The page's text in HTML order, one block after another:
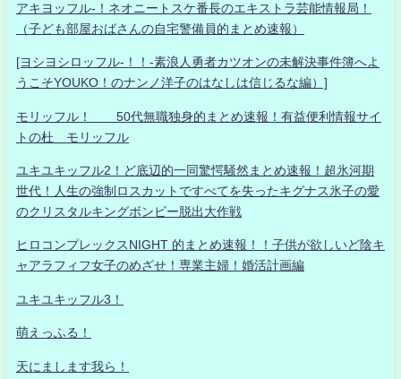
アキヨッフル-！ネオニートスケ番長のエキストラ芸能情報局！
（子ども部屋おばさんの自宅警備員的まとめ速報）
[ヨシヨシロッフル-！！-素浪人勇者カツオンの未解決事件簿へよ
うこそYOUKO！のナンノ洋子のはなしは信じるな編）]
モリッフル！ 50代無職独身的まとめ速報！有益便利情報サイ
トの杜 モリッフル
ユキユキッフル2！ど底辺的一同驚愕騒然まとめ速報！超氷河期
世代！人生の強制ロスカットですべてを失ったキグナス氷子の愛
のクリスタルキングボンビー脱出大作戦
ヒロコンプレックスNIGHT 的まとめ速報！！子供が欲しいど陰キ
ャアラフィフ女子のめざせ！専業主婦！婚活計画編
ユキユキッフル3！
萌えっふる！
天にまします我ら！